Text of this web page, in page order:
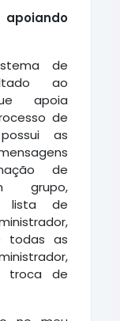
de
ao
apoia
de
as
de
grupo,
lista de
todas as
troca de